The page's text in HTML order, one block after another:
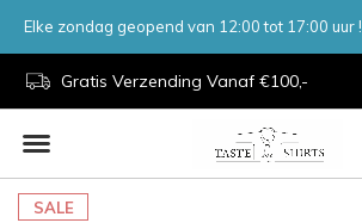
Gratis Verzending Vanaf €100,-
Elke zondag geopend van 12:00 tot 17:00 uur !
SALE